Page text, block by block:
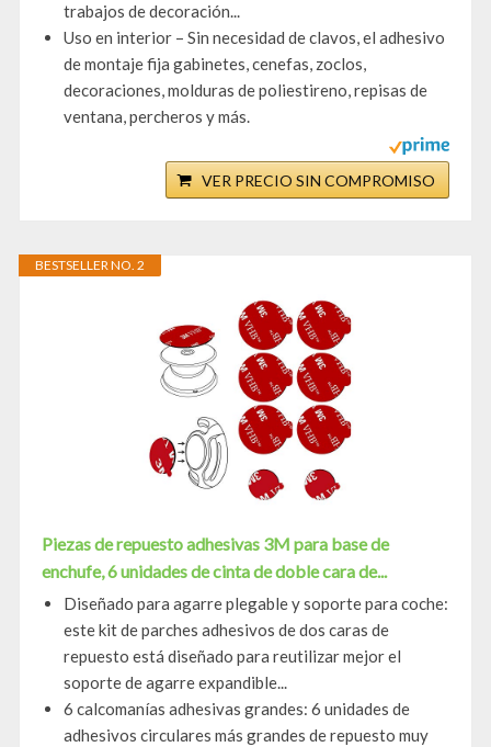
trabajos de decoración...
Uso en interior – Sin necesidad de clavos, el adhesivo
de montaje fija gabinetes, cenefas, zoclos,
decoraciones, molduras de poliestireno, repisas de
ventana, percheros y más.
VER PRECIO SIN COMPROMISO
BESTSELLER NO. 2
Piezas de repuesto adhesivas 3M para base de
enchufe, 6 unidades de cinta de doble cara de...
Diseñado para agarre plegable y soporte para coche:
este kit de parches adhesivos de dos caras de
repuesto está diseñado para reutilizar mejor el
soporte de agarre expandible...
6 calcomanías adhesivas grandes: 6 unidades de
adhesivos circulares más grandes de repuesto muy